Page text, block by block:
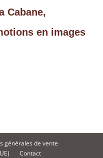
Cabane,
en images
générales de vente
Contact